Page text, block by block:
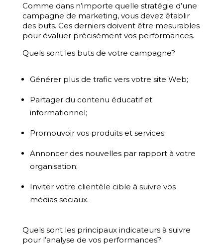
Comme dans n’importe quelle stratégie d’une
campagne de marketing, vous devez établir
des buts. Ces derniers doivent être mesurables
pour évaluer précisément vos performances.
Quels sont les buts de votre campagne?
Générer plus de trafic vers votre site Web;
Partager du contenu éducatif et
informationnel;
Promouvoir vos produits et services;
Annoncer des nouvelles par rapport à votre
organisation;
Inviter votre clientèle cible à suivre vos
médias sociaux.
Quels sont les principaux indicateurs à suivre
pour l’analyse de vos performances?